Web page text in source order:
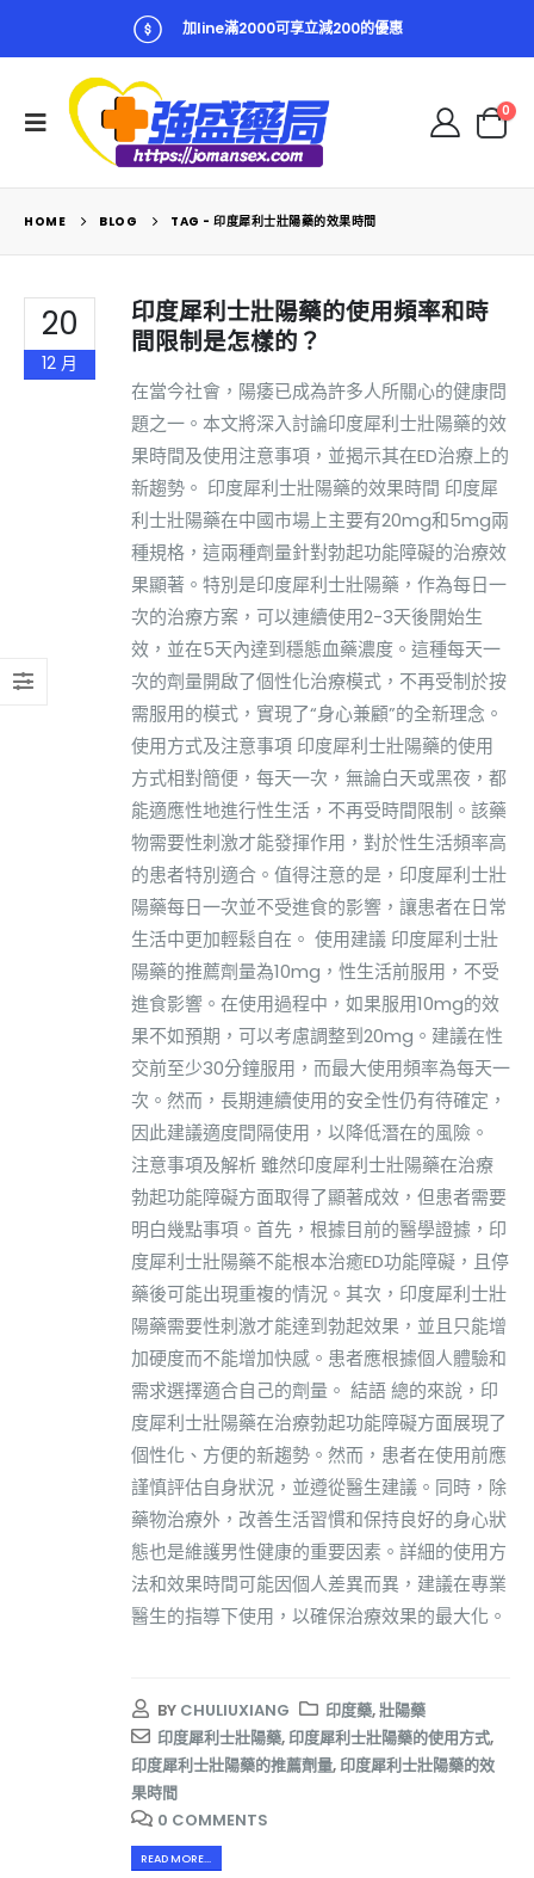
加line滿2000可享立減200的優惠
0
HOME BLOG TAG - 印度犀利士壯陽藥的效果時間
20
12 月
印度犀利士壯陽藥的使用頻率和時
間限制是怎樣的？
在當今社會，陽痿已成為許多人所關心的健康問
題之一。本文將深入討論印度犀利士壯陽藥的效
果時間及使用注意事項，並揭示其在ED治療上的
新趨勢。 印度犀利士壯陽藥的效果時間 印度犀
利士壯陽藥在中國市場上主要有20mg和5mg兩
種規格，這兩種劑量針對勃起功能障礙的治療效
果顯著。特別是印度犀利士壯陽藥，作為每日一
次的治療方案，可以連續使用2-3天後開始生
效，並在5天內達到穩態血藥濃度。這種每天一
次的劑量開啟了個性化治療模式，不再受制於按
需服用的模式，實現了“身心兼顧”的全新理念。
使用方式及注意事項 印度犀利士壯陽藥的使用
方式相對簡便，每天一次，無論白天或黑夜，都
能適應性地進行性生活，不再受時間限制。該藥
物需要性刺激才能發揮作用，對於性生活頻率高
的患者特別適合。值得注意的是，印度犀利士壯
陽藥每日一次並不受進食的影響，讓患者在日常
生活中更加輕鬆自在。 使用建議 印度犀利士壯
陽藥的推薦劑量為10mg，性生活前服用，不受
進食影響。在使用過程中，如果服用10mg的效
果不如預期，可以考慮調整到20mg。建議在性
交前至少30分鐘服用，而最大使用頻率為每天一
次。然而，長期連續使用的安全性仍有待確定，
因此建議適度間隔使用，以降低潛在的風險。
注意事項及解析 雖然印度犀利士壯陽藥在治療
勃起功能障礙方面取得了顯著成效，但患者需要
明白幾點事項。首先，根據目前的醫學證據，印
度犀利士壯陽藥不能根本治癒ED功能障礙，且停
藥後可能出現重複的情況。其次，印度犀利士壯
陽藥需要性刺激才能達到勃起效果，並且只能增
加硬度而不能增加快感。患者應根據個人體驗和
需求選擇適合自己的劑量。 結語 總的來說，印
度犀利士壯陽藥在治療勃起功能障礙方面展現了
個性化、方便的新趨勢。然而，患者在使用前應
謹慎評估自身狀況，並遵從醫生建議。同時，除
藥物治療外，改善生活習慣和保持良好的身心狀
態也是維護男性健康的重要因素。詳細的使用方
法和效果時間可能因個人差異而異，建議在專業
醫生的指導下使用，以確保治療效果的最大化。
BY CHULIUXIANG 印度藥,壯陽藥
印度犀利士壯陽藥,印度犀利士壯陽藥的使用方式,
印度犀利士壯陽藥的推薦劑量,印度犀利士壯陽藥的效
果時間
0 COMMENTS
READ MORE...